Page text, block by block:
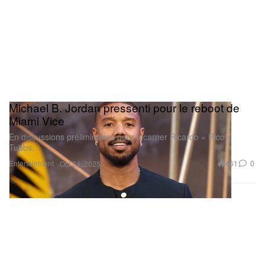
Entertainment
Michael B. Jordan pressenti pour le reboot de
Miami Vice
En discussions préliminaires pour incarner Ricardo « Rico »
Tubbs.
Oct 24, 2025 461 0